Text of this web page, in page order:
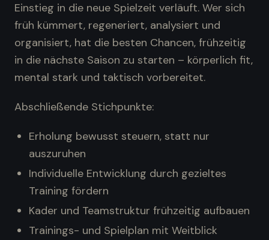
Einstieg in die neue Spielzeit verläuft. Wer sich
früh kümmert, regeneriert, analysiert und
organisiert, hat die besten Chancen, frühzeitig
in die nächste Saison zu starten – körperlich fit,
mental stark und taktisch vorbereitet.
Abschließende Stichpunkte:
Erholung bewusst steuern, statt nur
auszuruhen
Individuelle Entwicklung durch gezieltes
Training fördern
Kader und Teamstruktur frühzeitig aufbauen
Trainings- und Spielplan mit Weitblick